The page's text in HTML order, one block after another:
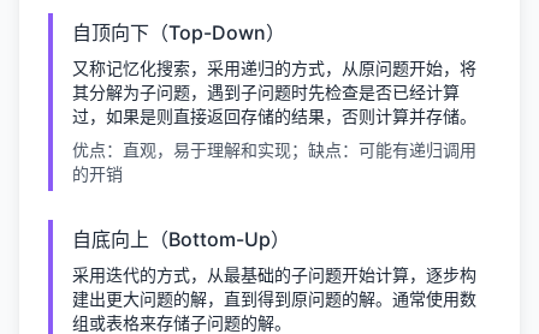
自顶向下（Top-Down）
又称记忆化搜索，采用递归的方式，从原问题开始，将
其分解为子问题，遇到子问题时先检查是否已经计算
过，如果是则直接返回存储的结果，否则计算并存储。
优点：直观，易于理解和实现；缺点：可能有递归调用
的开销
自底向上（Bottom-Up）
采用迭代的方式，从最基础的子问题开始计算，逐步构
建出更大问题的解，直到得到原问题的解。通常使用数
组或表格来存储子问题的解。